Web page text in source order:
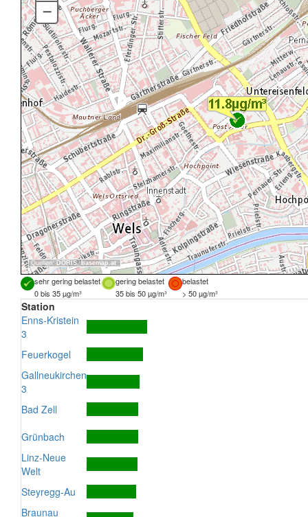
Quellen: DORIS, basemap.at
–
sehr gering belastet gering belastet
belastet
0 bis 35 µg/m³
35 bis 50 µg/m³ > 50 µg/m³
Station
Enns-Kristein
3
Feuerkogel
Gallneukirchen
3
Bad Zell
Grünbach
Linz-Neue
Welt
Steyregg-Au
Braunau